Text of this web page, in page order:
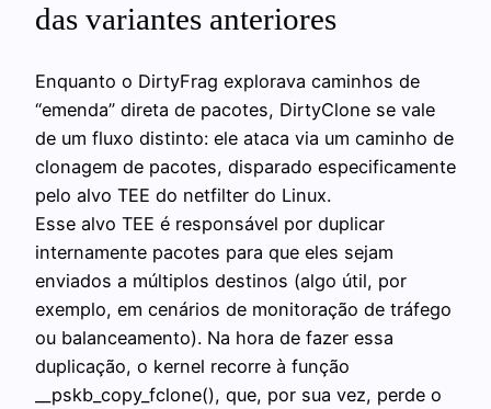
das variantes anteriores
Enquanto o DirtyFrag explorava caminhos de
“emenda” direta de pacotes, DirtyClone se vale
de um fluxo distinto: ele ataca via um caminho de
clonagem de pacotes, disparado especificamente
pelo alvo TEE do netfilter do Linux.
Esse alvo TEE é responsável por duplicar
internamente pacotes para que eles sejam
enviados a múltiplos destinos (algo útil, por
exemplo, em cenários de monitoração de tráfego
ou balanceamento). Na hora de fazer essa
duplicação, o kernel recorre à função
__pskb_copy_fclone(), que, por sua vez, perde o